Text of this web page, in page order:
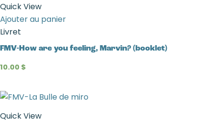
Quick View
Ajouter au panier
Livret
FMV-How are you feeling, Marvin? (booklet)
10.00 $
Quick View